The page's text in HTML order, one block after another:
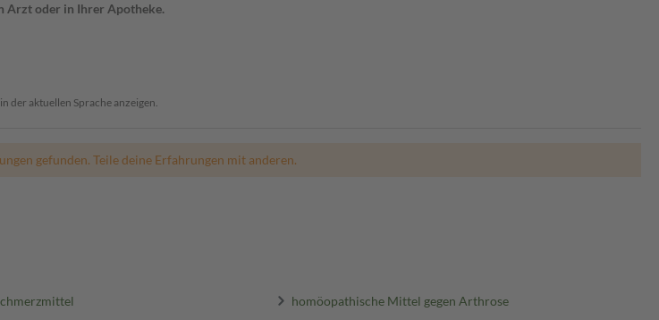
Arzt oder in Ihrer Apotheke.
der aktuellen Sprache anzeigen.
gefunden. Teile deine Erfahrungen mit anderen.
homöopathische Mittel gegen Arthrose